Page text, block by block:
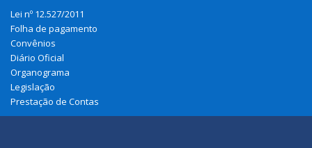
Lei nº 12.527/2011
Folha de pagamento
Convênios
Diário Oficial
Organograma
Legislação
Prestação de Contas